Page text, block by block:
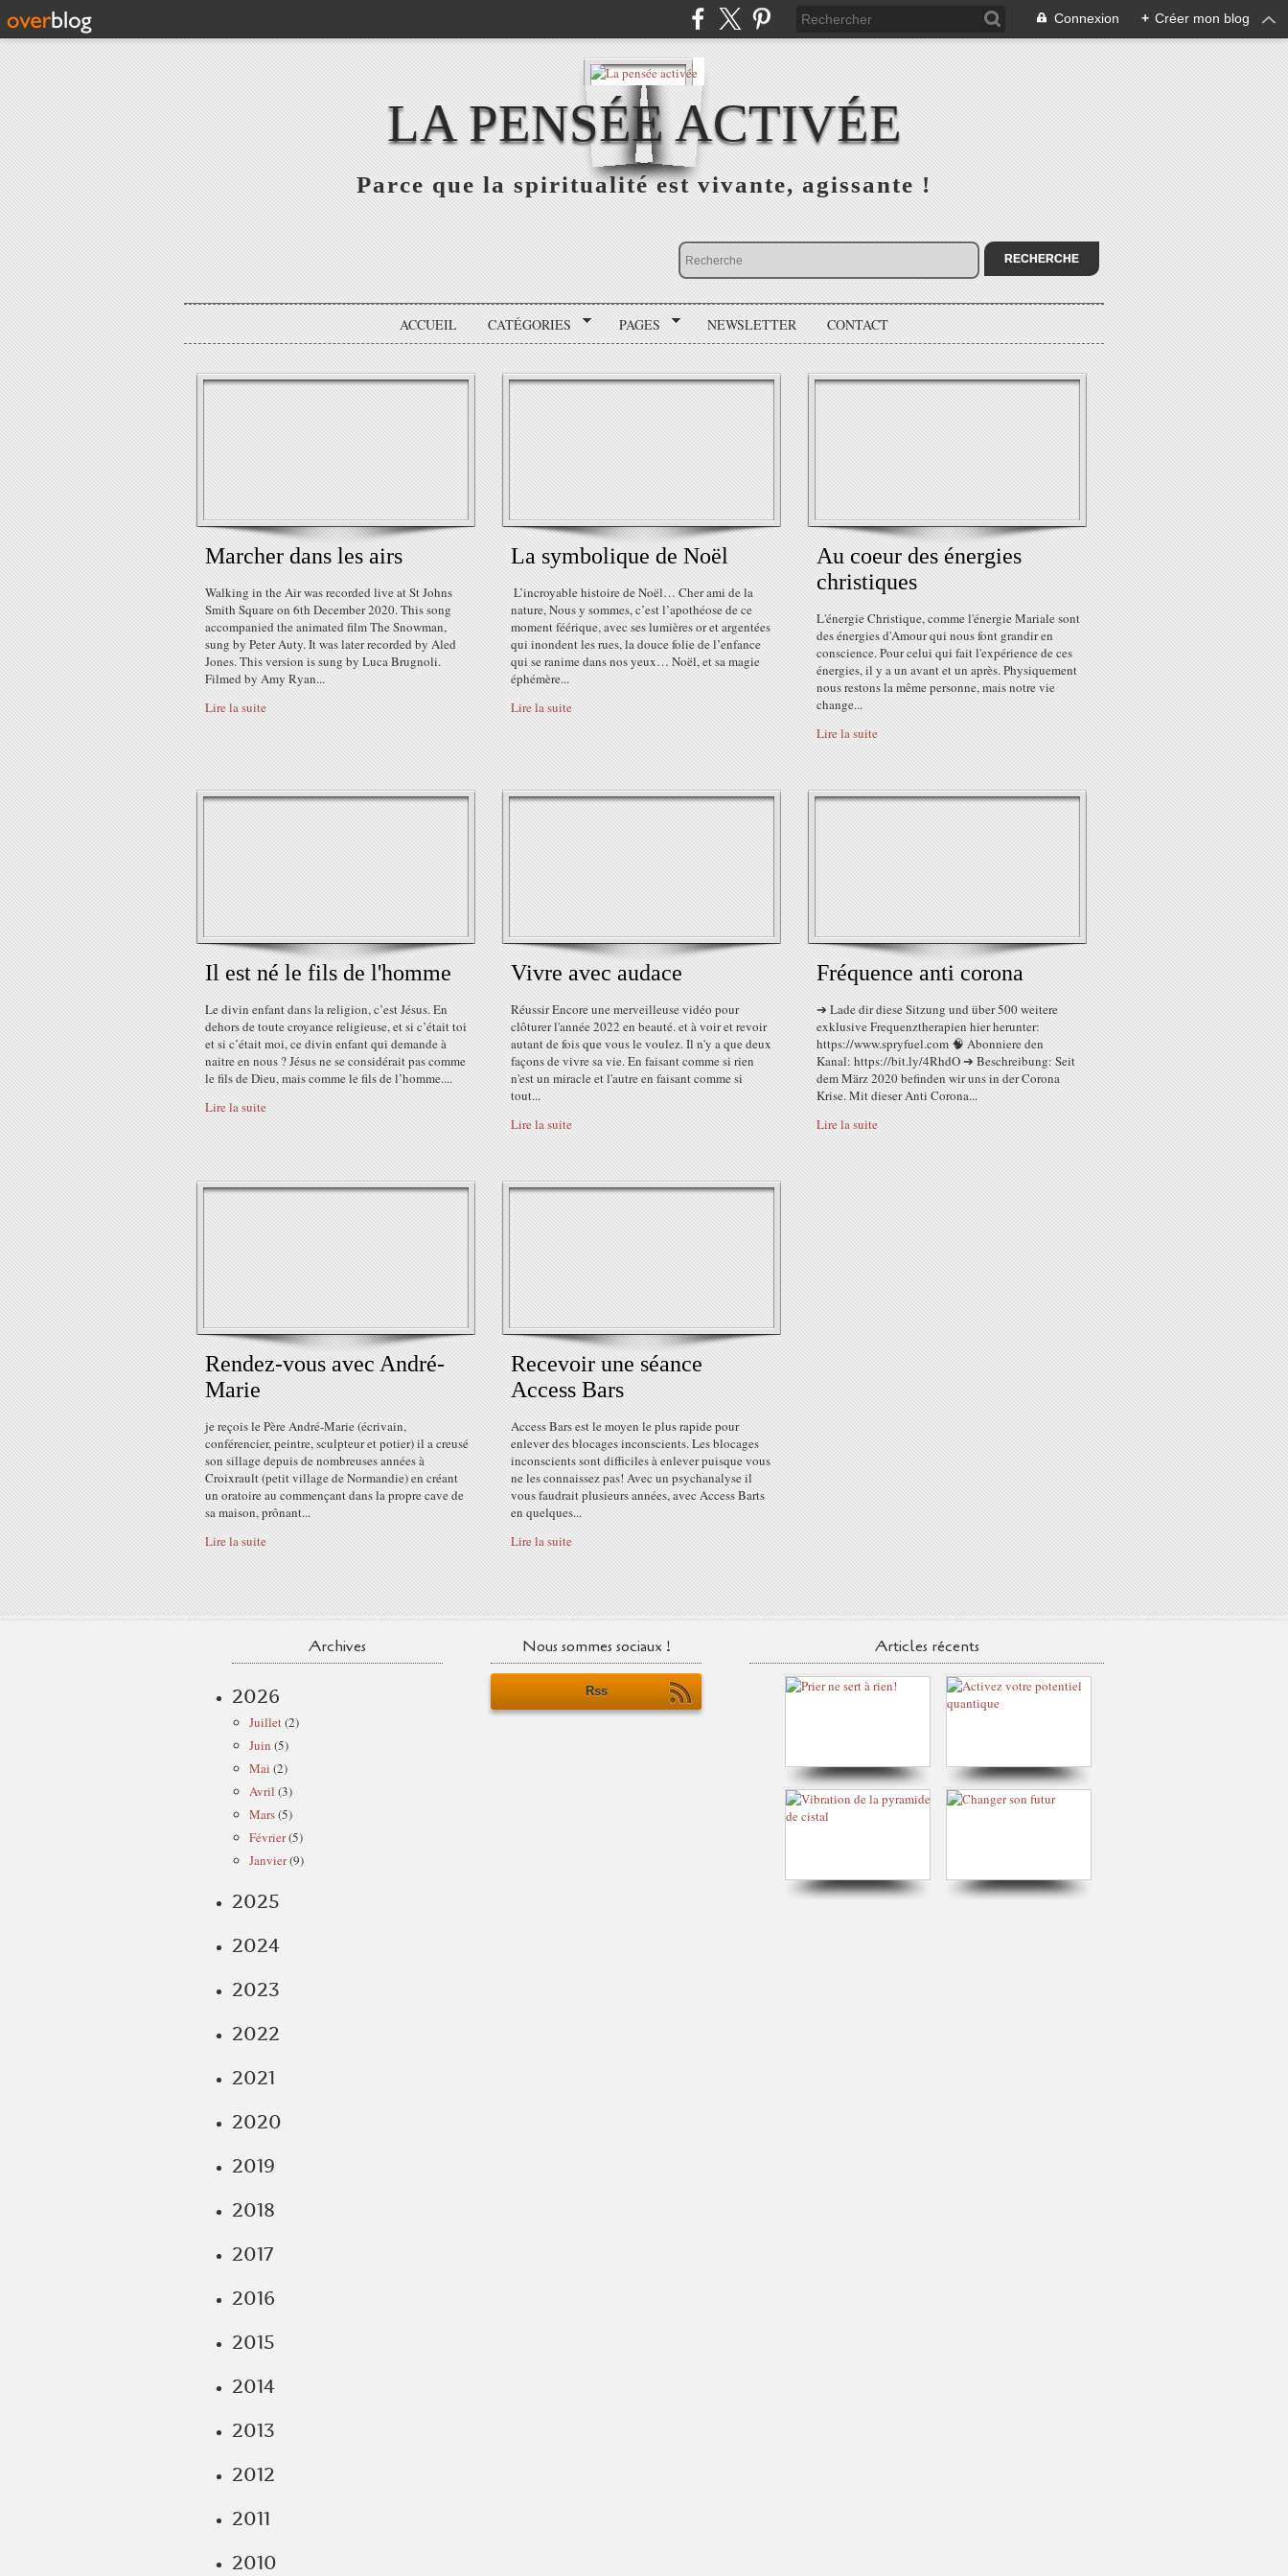
Connexion + Créer mon blog
LA PENSÉE ACTIVÉE
Parce que la spiritualité est vivante, agissante !
ACCUEIL CATÉGORIES PAGES NEWSLETTER CONTACT
Marcher dans les airs
Walking in the Air was recorded live at St Johns
Smith Square on 6th December 2020. This song
accompanied the animated film The Snowman,
sung by Peter Auty. It was later recorded by Aled
Jones. This version is sung by Luca Brugnoli.
Filmed by Amy Ryan...
Lire la suite
La symbolique de Noël
️ L’incroyable histoire de Noël… Cher ami de la
nature, Nous y sommes, c’est l’apothéose de ce
moment féérique, avec ses lumières or et argentées
qui inondent les rues, la douce folie de l’enfance
qui se ranime dans nos yeux… Noël, et sa magie
éphémère...
Lire la suite
Au coeur des énergies
christiques
L'énergie Christique, comme l'énergie Mariale sont
des énergies d'Amour qui nous font grandir en
conscience. Pour celui qui fait l'expérience de ces
énergies, il y a un avant et un après. Physiquement
nous restons la même personne, mais notre vie
change...
Lire la suite
Il est né le fils de l'homme
Le divin enfant dans la religion, c’est Jésus. En
dehors de toute croyance religieuse, et si c’était toi
et si c’était moi, ce divin enfant qui demande à
naitre en nous ? Jésus ne se considérait pas comme
le fils de Dieu, mais comme le fils de l’homme....
Lire la suite
Vivre avec audace
Réussir Encore une merveilleuse vidéo pour
clôturer l'année 2022 en beauté. et à voir et revoir
autant de fois que vous le voulez. Il n'y a que deux
façons de vivre sa vie. En faisant comme si rien
n'est un miracle et l'autre en faisant comme si
tout...
Lire la suite
Fréquence anti corona
➔ Lade dir diese Sitzung und über 500 weitere
exklusive Frequenztherapien hier herunter:
https://www.spryfuel.com 🧠 Abonniere den
Kanal: https://bit.ly/4RhdO ➔ Beschreibung: Seit
dem März 2020 befinden wir uns in der Corona
Krise. Mit dieser Anti Corona...
Lire la suite
Rendez-vous avec André-
Marie
je reçois le Père André-Marie (écrivain,
conférencier, peintre, sculpteur et potier) il a creusé
son sillage depuis de nombreuses années à
Croixrault (petit village de Normandie) en créant
un oratoire au commençant dans la propre cave de
sa maison, prônant...
Lire la suite
Recevoir une séance
Access Bars
Access Bars est le moyen le plus rapide pour
enlever des blocages inconscients. Les blocages
inconscients sont difficiles à enlever puisque vous
ne les connaissez pas! Avec un psychanalyse il
vous faudrait plusieurs années, avec Access Barts
en quelques...
Lire la suite
Archives
2026
Juillet(2)
Juin (5)
Mai (2)
Avril (3)
Mars(5)
Février(5)
Janvier(9)
2025
2024
2023
2022
2021
2020
2019
2018
2017
2016
2015
2014
2013
2012
2011
2010
Nous sommes sociaux !
Rss
Articles récents